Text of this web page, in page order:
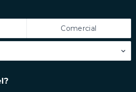
Comercial